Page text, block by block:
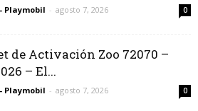
Playmobil - agosto 7, 2026 0
de Activación Zoo 72070 –
– El...
Playmobil - agosto 7, 2026 0